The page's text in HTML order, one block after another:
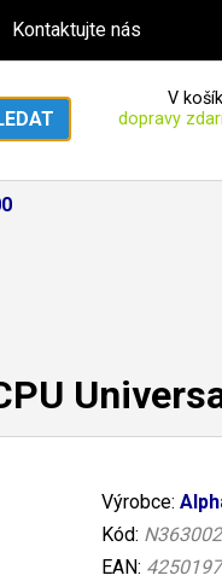
Kontaktujte nás
V
dopravy
Výrobce:
Kód: N363002
EAN: